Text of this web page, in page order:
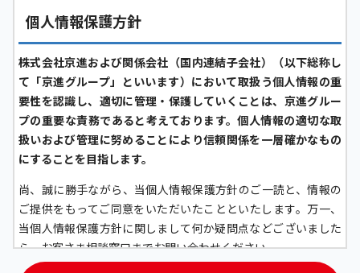
個人情報保護方針
株式会社京進および関係会社（国内連結子会社）（以下総称し
て「京進グループ」といいます）において取扱う個人情報の重
要性を認識し、適切に管理・保護していくことは、京進グルー
プの重要な責務であると考えております。個人情報の適切な取
扱いおよび管理に努めることにより信頼関係を一層確かなもの
にすることを目指します。
尚、誠に勝手ながら、当個人情報保護方針のご一読と、情報の
ご提供をもってご同意をいただいたことといたします。万一、
当個人情報保護方針に関しまして何か疑問点などございました
ら、お客さま相談窓口までお問い合わせください。